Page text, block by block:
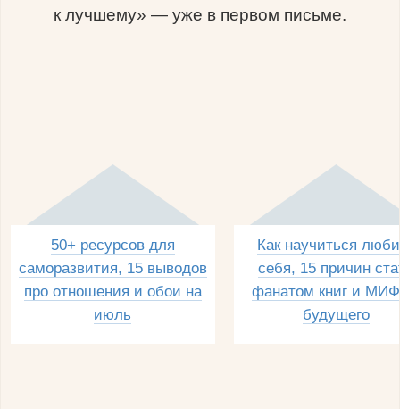
к лучшему» — уже в первом письме.
50+ ресурсов для
саморазвития, 15 выводов
про отношения и обои на
июль
Как научиться
себя, 15 причин
фанатом книг и
будущего